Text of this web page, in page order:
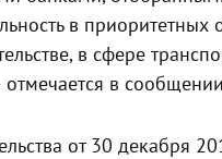
в приоритетных
в сфере
в
от 30 декабря